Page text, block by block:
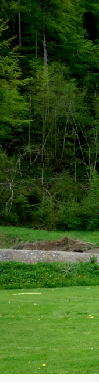
Zum
Inhalt
springen